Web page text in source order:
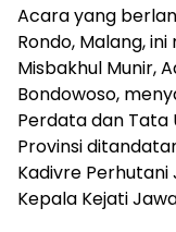
Acara yang
Rondo, Malang,
Misbakhul Munir,
Bondowoso,
Perdata dan Tata
Provinsi
Kadivre Perhutani
Kepala Kejati